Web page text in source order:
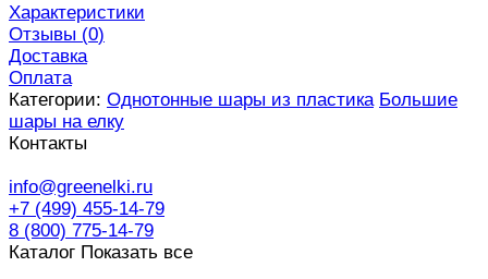
Характеристики
Отзывы (0)
Доставка
Оплата
Категории: Однотонные шары из пластика Большие
шары на елку
Контакты
info@greenelki.ru
+7 (499) 455-14-79
8 (800) 775-14-79
Каталог Показать все